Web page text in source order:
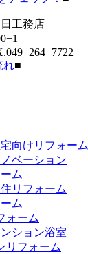
工務店
れ■
向けリフォーム
ベーション
ム
リフォーム
ム
ォーム
ション浴室
リフォーム